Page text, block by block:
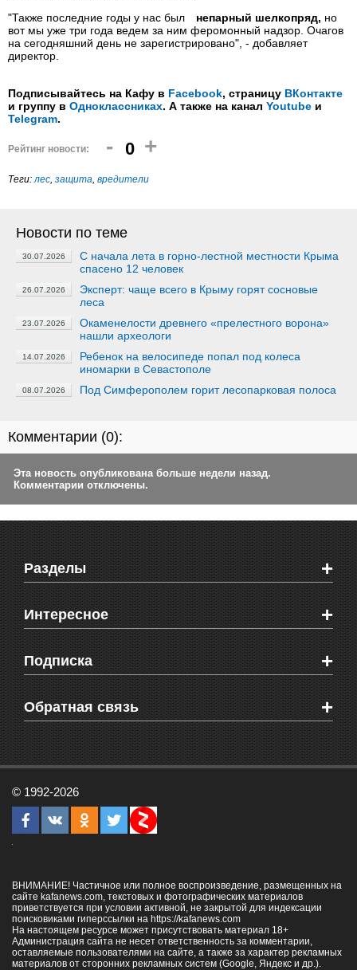
"Также последние годы у нас был
непарный шелкопряд, но
вот мы уже три года ведем за ним феромонный надзор. Очагов
на сегодняшний день не зарегистрировано", - добавляет
директор.
Подписывайтесь на Кафу в Facebook, страницу ВКонтакте
и группу в Одноклассниках. А также на канал Youtube и
Telegram.
Рейтинг новости: - 0 +
Теги:лес, защита, вредители
Новости по теме
30.07.2026
С начала лета в горно-лестной местности Крыма
спасено 12 человек
26.07.2026
Эксперт: чаще всего в Крыму горят сосновые
леса
23.07.2026
Окаменелости древнего «прелестного ворона»
нашли археологи
14.07.2026
Ребенок на велосипеде попал под колеса
иномарки в Севастополе
08.07.2026 Под Симферополем горит лесопарковая полоса
Комментарии (0):
Эта новость опубликована больше недели назад.
Комментарии отключены.
Разделы +
Новости Феодосии
Новости Крыма
Мировые новости
Объявления
Здоровье
СМС мнения читателей
Интересное +
Видео о Феодосии
Веб-камеры Феодосии
Блоги феодосийцев
Школы Феодосии
Подписка +
Печатная версия газеты "Кафа"
RSS
Обратная связь +
Рекламодателям
Контактная информация
© 1992-2026
ВНИМАНИЕ! Частичное или полное воспроизведение, размещенных на
сайте kafanews.com, текстовых и фотографических материалов
приветствуется при условии активной, не закрытой для индексации
поисковиками гиперссылки на https://kafanews.com
На настоящем ресурсе может присутствовать материал 18+
Администрация сайта не несет ответственность за комментарии,
оставляемые пользователями на сайте, а также за характер рекламных
материалов от сторонних рекламных систем (Google, Яндекс и др.).